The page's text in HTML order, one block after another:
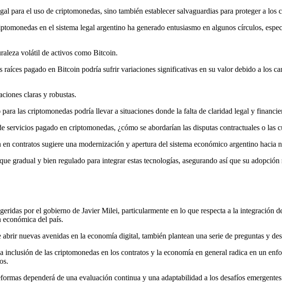
para el uso de criptomonedas, sino también establecer salvaguardias para proteger a los
en el sistema legal argentino ha generado entusiasmo en algunos círculos,
volátil de activos como Bitcoin.
raíces pagado en Bitcoin podría sufrir variaciones significativas en su valor debido a los
claras y robustas.
las criptomonedas podría llevar a situaciones donde la falta de claridad legal y
servicios pagado en criptomonedas, ¿cómo se abordarían las disputas contractuales o
contratos sugiere una modernización y apertura del sistema económico argentino hacia
gradual y bien regulado para integrar estas tecnologías, asegurando así que su
por el gobierno de Javier Milei, particularmente en lo que respecta a la integración
del país.
nuevas avenidas en la economía digital, también plantean una serie de preguntas y
inclusión de las criptomonedas en los contratos y la economía en general radica en un
dependerá de una evaluación continua y una adaptabilidad a los desafíos